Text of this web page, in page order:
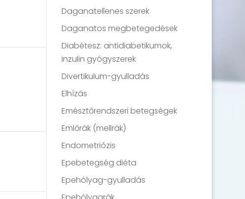
Daganatellenes szerek
Daganatos megbetegedések
Diabétesz: antidiabetikumok,
inzulin gyógyszerek
Divertikulum-gyulladás
Elhízás
Emésztőrendszeri betegségek
Emlőrák (mellrák)
Endometriózis
Epebetegség diéta
Epehólyag-gyulladás